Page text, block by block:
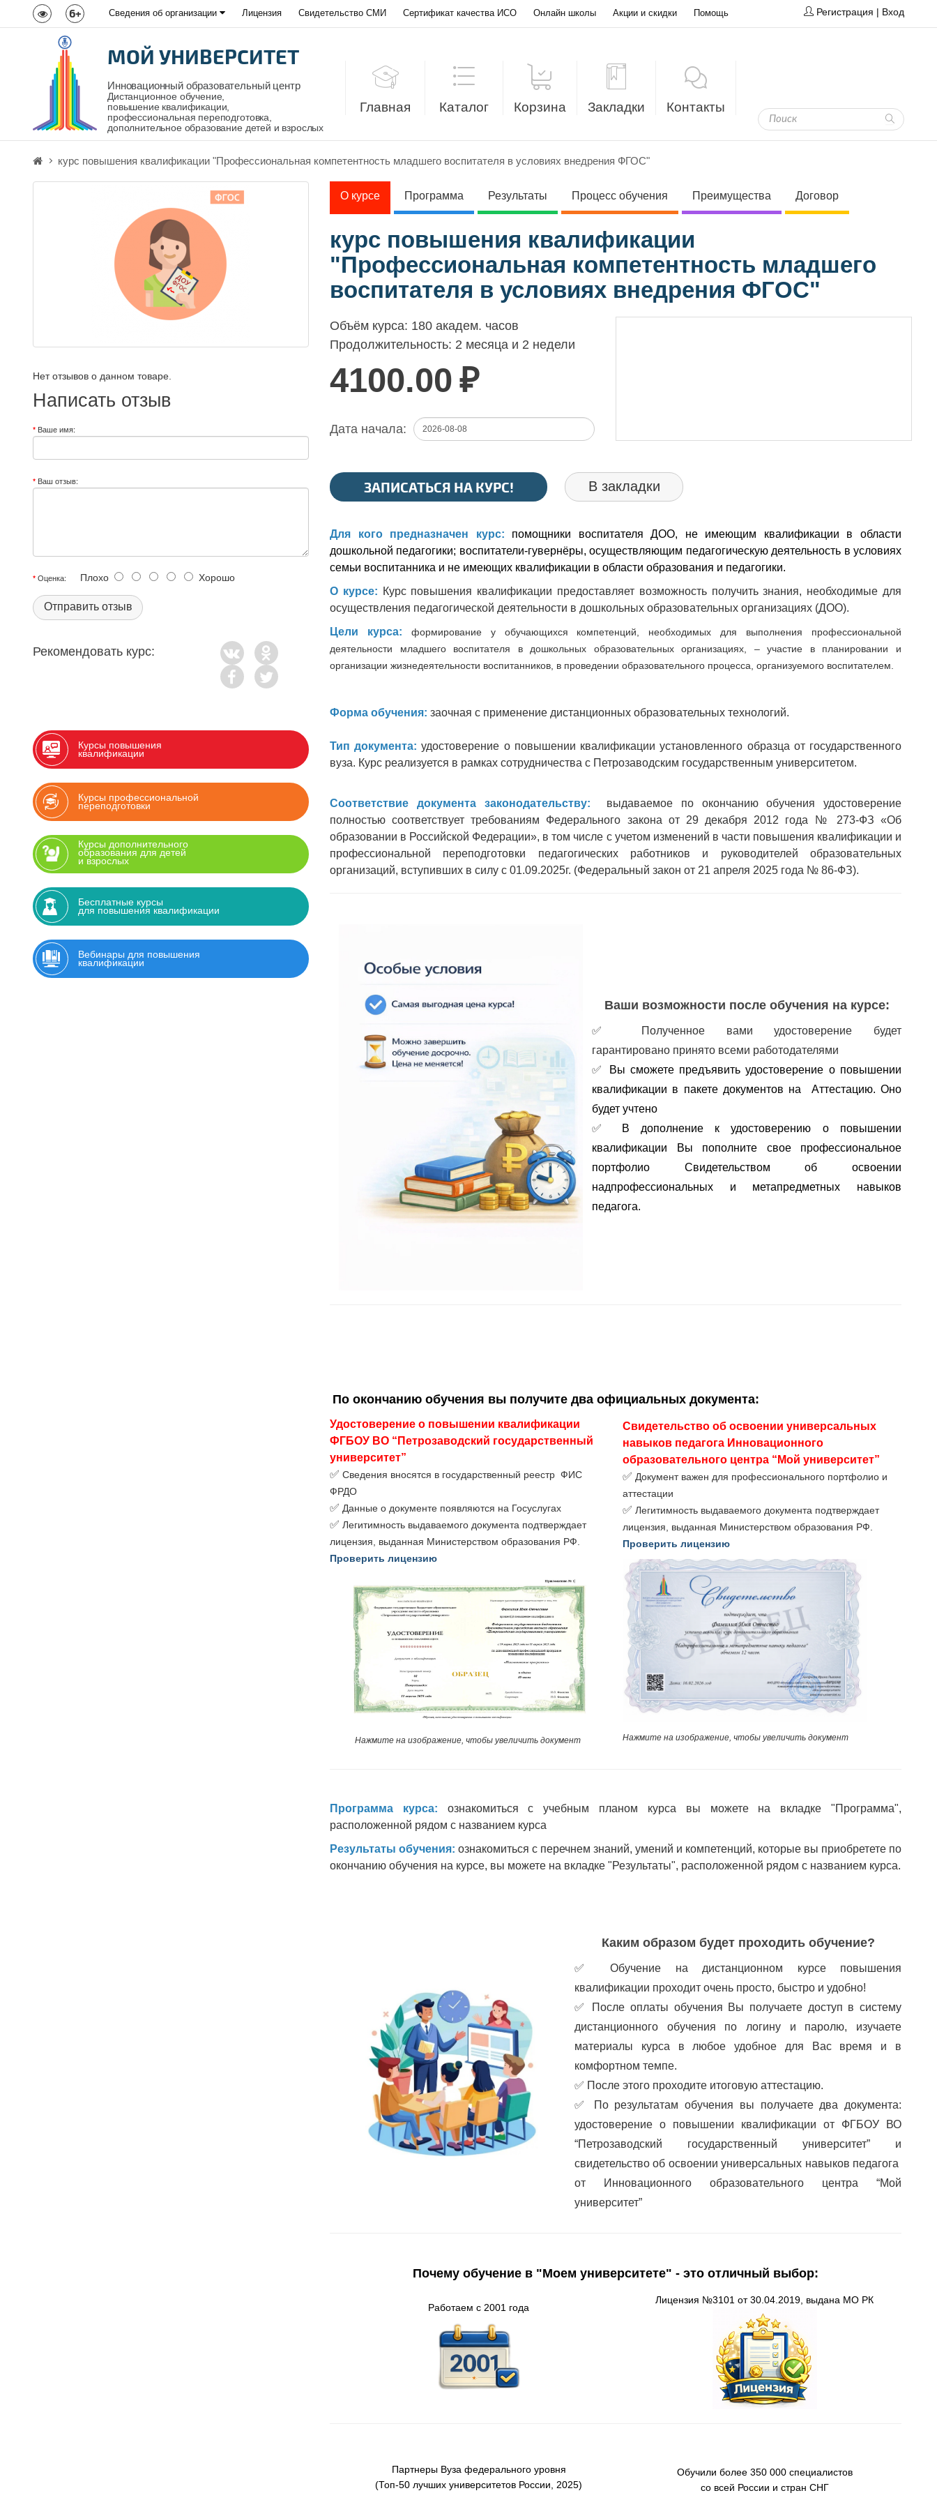
6+ Сведения об организации Лицензия Свидетельство СМИ Сертификат качества ИСО Онлайн школы Акции и скидки Помощь Регистрация | Вход
МОЙ УНИВЕРСИТЕТ
Инновационный образовательный центр
Дистанционное обучение,
повышение квалификации,
профессиональная переподготовка,
дополнительное образование детей и взрослых
Главная Каталог Корзина Закладки Контакты
курс повышения квалификации "Профессиональная компетентность младшего воспитателя в условиях внедрения ФГОС"
Нет отзывов о данном товаре.
Написать отзыв
Ваше имя:
Ваш отзыв:
Оценка: Плохо Хорошо
Отправить отзыв
Рекомендовать курс:
Курсы повышения
квалификации
Курсы профессиональной
переподготовки
Курсы дополнительного
образования для детей
и взрослых
Бесплатные курсы
для повышения квалификации
Вебинары для повышения
квалификации
О курсе Программа Результаты Процесс обучения Преимущества Договор
курс повышения квалификации
"Профессиональная компетентность младшего
воспитателя в условиях внедрения ФГОС"
Объём курса: 180 академ. часов
Продолжительность: 2 месяца и 2 недели
4100.00 ₽
Дата начала:
ЗАПИСАТЬСЯ НА КУРС! В закладки
Для кого предназначен курс:
помощники воспитателя ДОО, не имеющим квалификации в области
дошкольной педагогики; воспитатели-гувернёры, осуществляющим педагогическую деятельность в условиях
семьи воспитанника и не имеющих квалификации в области образования и педагогики.
О курсе: Курс повышения квалификации предоставляет возможность получить знания, необходимые для
осуществления педагогической деятельности в дошкольных образовательных организациях (ДОО).
Цели курса:
формирование у обучающихся компетенций, необходимых для выполнения профессиональной
деятельности младшего воспитателя в дошкольных образовательных организациях, – участие в планировании и
организации жизнедеятельности воспитанников, в проведении образовательного процесса, организуемого воспитателем.
Форма обучения: заочная с применение дистанционных образовательных технологий.
Тип документа:удостоверение о повышении квалификации установленного образца от государственного
вуза. Курс реализуется в рамках сотрудничества с Петрозаводским государственным университетом.
Соответствие документа законодательству: выдаваемое по окончанию обучения удостоверение
полностью соответствует требованиям Федерального закона от 29 декабря 2012 года № 273-ФЗ «Об
образовании в Российской Федерации», в том числе с учетом изменений в части повышения квалификации и
профессиональной переподготовки педагогических работников и руководителей образовательных
организаций, вступивших в силу с 01.09.2025г. (Федеральный закон от 21 апреля 2025 года № 86-ФЗ).
Ваши возможности после обучения на курсе:
✅
Полученное вами удостоверение будет
гарантировано принято всеми работодателями
✅
Вы сможете предъявить удостоверение о повышении
квалификации в пакете документов на  Аттестацию. Оно
будет учтено
✅
В дополнение к удостоверению о повышении
портфолио
надпрофессиональных и метапредметных навыков
педагога.
По окончанию обучения вы получите два официальных документа:
Удостоверение о повышении квалификации
ФГБОУ ВО “Петрозаводский государственный
университет”
✅ Сведения вносятся в государственный реестр ФИС
ФРДО
✅ Данные о документе появляются на Госуслугах
✅ Легитимность выдаваемого документа подтверждает
лицензия, выданная Министерством образования РФ.
Проверить лицензию
Нажмите на изображение, чтобы увеличить документ
Свидетельство об освоении универсальных
навыков педагога Инновационного
образовательного центра “Мой университет”
✅ Документ важен для профессионального портфолио и
аттестации
✅ Легитимность выдаваемого документа подтверждает
лицензия, выданная Министерством образования РФ.
Проверить лицензию
Нажмите на изображение, чтобы увеличить документ
Программа курса: ознакомиться с учебным планом курса вы можете на вкладке "Программа",
расположенной рядом с названием курса
Результаты обучения: ознакомиться с перечнем знаний, умений и компетенций, которые вы приобретете по
окончанию обучения на курсе, вы можете на вкладке "Результаты", расположенной рядом с названием курса.
Каким образом будет проходить обучение?
✅ Обучение на дистанционном курсе повышения
квалификации проходит очень просто, быстро и удобно!
✅ После оплаты обучения Вы получаете доступ в систему
дистанционного обучения по логину и паролю, изучаете
материалы курса в любое удобное для Вас время и в
комфортном темпе.
✅ После этого проходите итоговую аттестацию.
✅
По результатам обучения вы получаете два документа:
удостоверение о повышении квалификации от ФГБОУ ВО
“Петрозаводский государственный университет” и
свидетельство об освоении универсальных навыков педагога
от Инновационного образовательного центра “Мой
университет”
Почему обучение в "Моем университете" - это отличный выбор:
Работаем с 2001 года
Лицензия №3101 от 30.04.2019, выдана МО РК
ПартнерыВузафедерального уровня
(Топ-50 лучших университетов России, 2025)
Обучили более 350 000 специалистов
со всей России и стран СНГ